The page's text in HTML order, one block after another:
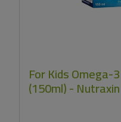
For Kids Omega-3
(150ml) - Nutraxin